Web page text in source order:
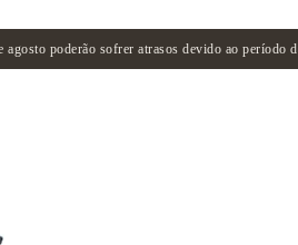
agosto poderão sofrer atrasos devido ao período